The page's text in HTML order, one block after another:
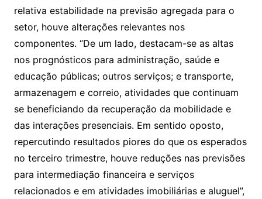
relativa estabilidade na previsão agregada para o
setor, houve alterações relevantes nos
componentes. “De um lado, destacam-se as altas
nos prognósticos para administração, saúde e
educação públicas; outros serviços; e transporte,
armazenagem e correio, atividades que continuam
se beneficiando da recuperação da mobilidade e
das interações presenciais. Em sentido oposto,
repercutindo resultados piores do que os esperados
no terceiro trimestre, houve reduções nas previsões
para intermediação financeira e serviços
relacionados e em atividades imobiliárias e aluguel”,